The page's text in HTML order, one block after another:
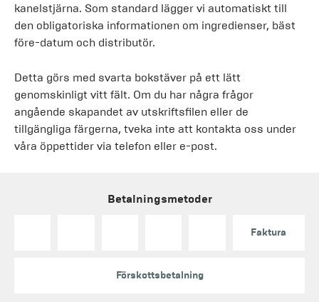
kanelstjärna. Som standard lägger vi automatiskt till
den obligatoriska informationen om ingredienser, bäst
före-datum och distributör.
Detta görs med svarta bokstäver på ett lätt
genomskinligt vitt fält. Om du har några frågor
angående skapandet av utskriftsfilen eller de
tillgängliga färgerna, tveka inte att kontakta oss under
våra öppettider via telefon eller e-post.
Betalningsmetoder
Faktura
Förskottsbetalning